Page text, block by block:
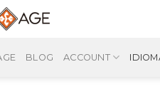
BLOG ACCOUNT